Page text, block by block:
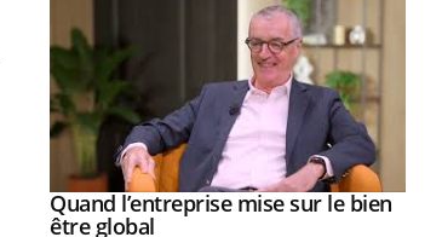
Youtube
Quand l’entreprise mise sur le bien
être globalYoutube